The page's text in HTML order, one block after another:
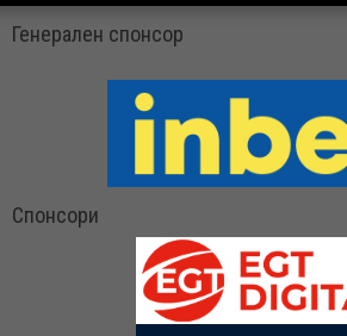
Генерален спонсор
Спонсори